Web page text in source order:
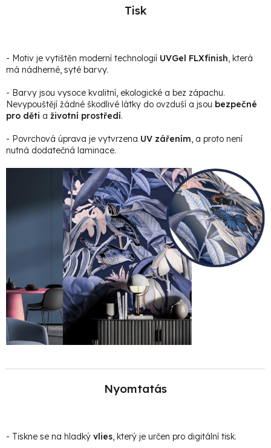
Tisk
- Motiv je vytištěn moderní technologií UVGel FLXfinish, která
má nádherné, syté barvy.
- Barvy jsou vysoce kvalitní, ekologické a bez zápachu.
Nevypouštějí žádné škodlivé látky do ovzduší a jsou bezpečné
pro děti a životní prostředí.
- Povrchová úprava je vytvrzena UV zářením, a proto není
nutná dodatečná laminace.
Nyomtatás
- Tiskne se na hladký vlies, který je určen pro digitální tisk.